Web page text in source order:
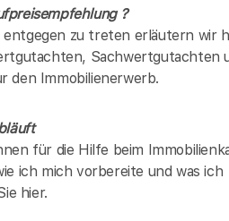
?
entgegen zu treten erläutern wir
Sachwertgutachten
den Immobilienerwerb.
für die Hilfe beim
ich mich vorbereite und was ich
hier.